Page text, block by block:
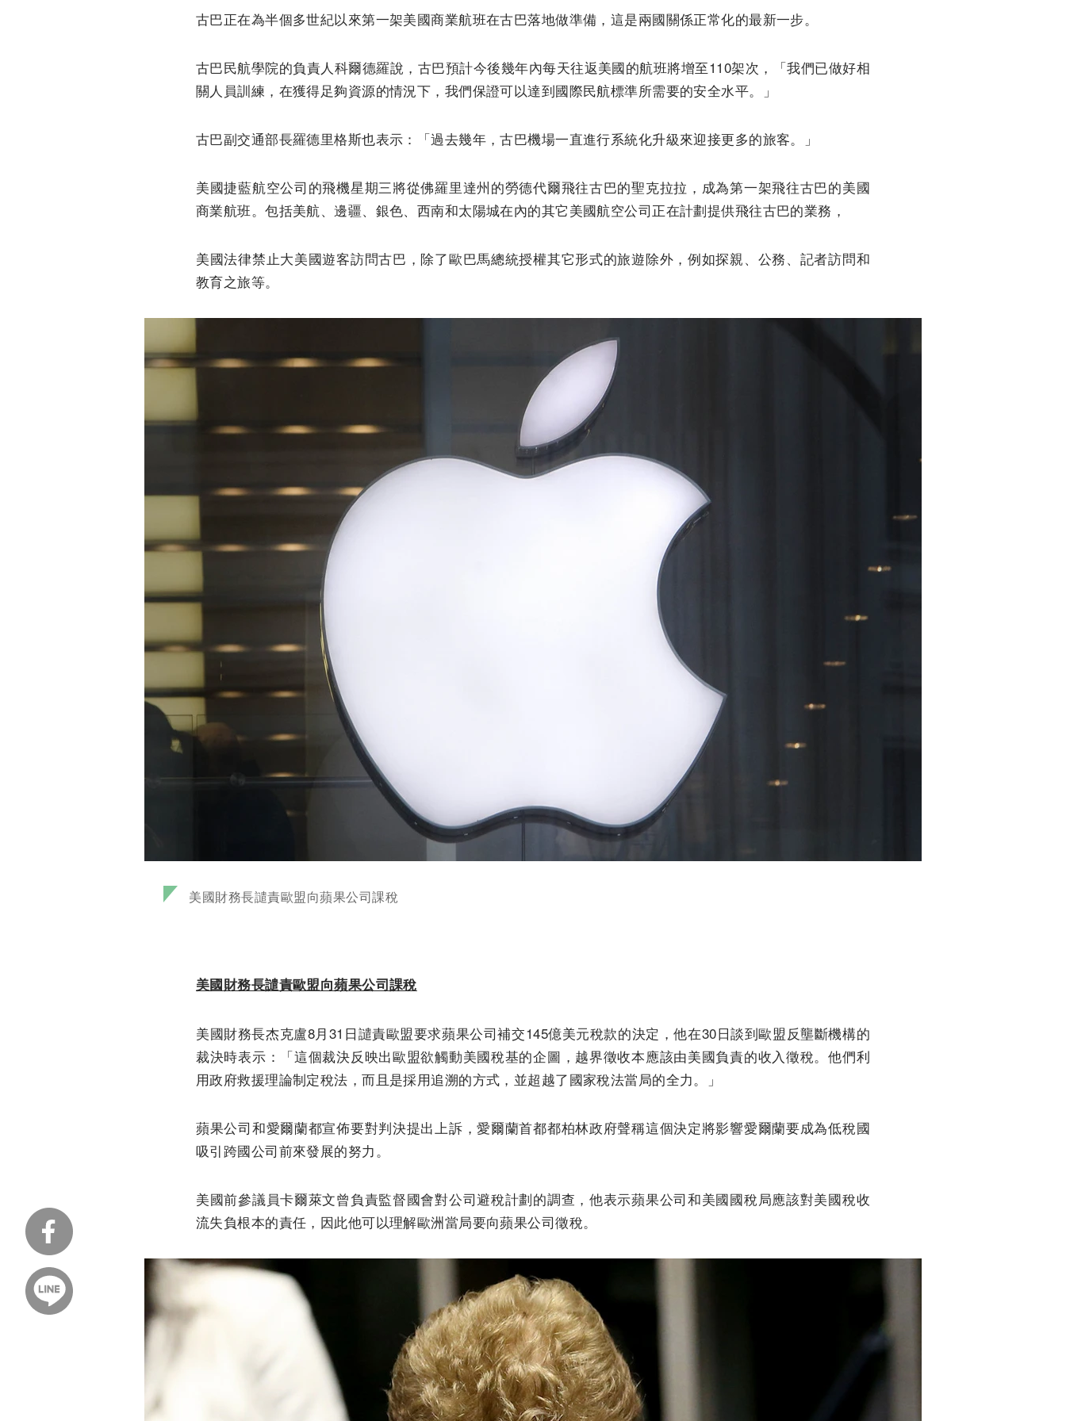
古巴正在為半個多世紀以來第一架美國商業航班在古巴落地做準備，這是兩國關係正常化的最新一步。
古巴民航學院的負責人科爾德羅說，古巴預計今後幾年內每天往返美國的航班將增至110架次，「我們已做好相
關人員訓練，在獲得足夠資源的情況下，我們保證可以達到國際民航標準所需要的安全水平。」
古巴副交通部長羅德里格斯也表示：「過去幾年，古巴機場一直進行系統化升級來迎接更多的旅客。」
美國捷藍航空公司的飛機星期三將從佛羅里達州的勞德代爾飛往古巴的聖克拉拉，成為第一架飛往古巴的美國
商業航班。包括美航、邊疆、銀色、西南和太陽城在內的其它美國航空公司正在計劃提供飛往古巴的業務，
美國法律禁止大美國遊客訪問古巴，除了歐巴馬總統授權其它形式的旅遊除外，例如探親、公務、記者訪問和
教育之旅等。
美國財務長譴責歐盟向蘋果公司課稅
美國財務長譴責歐盟向蘋果公司課稅
美國財務長杰克盧8月31日譴責歐盟要求蘋果公司補交145億美元稅款的決定，他在30日談到歐盟反壟斷機構的
裁決時表示：「這個裁決反映出歐盟欲觸動美國稅基的企圖，越界徵收本應該由美國負責的收入徵稅。他們利
用政府救援理論制定稅法，而且是採用追溯的方式，並超越了國家稅法當局的全力。」
蘋果公司和愛爾蘭都宣佈要對判決提出上訴，愛爾蘭首都都柏林政府聲稱這個決定將影響愛爾蘭要成為低稅國
吸引跨國公司前來發展的努力。
美國前參議員卡爾萊文曾負責監督國會對公司避稅計劃的調查，他表示蘋果公司和美國國稅局應該對美國稅收
流失負根本的責任，因此他可以理解歐洲當局要向蘋果公司徵稅。